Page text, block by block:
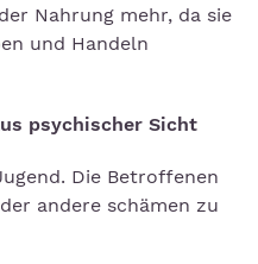
Nahrung mehr, da sie
und Handeln
psychischer Sicht
Die Betroffenen
andere schämen zu